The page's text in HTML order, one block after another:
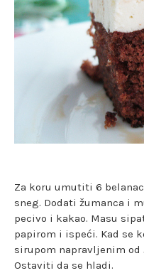
Za koru umutiti 6
sneg. Dodati žumanca i
pecivo i kakao. Masu
papirom i ispeći. Kad se
sirupom napravljenim od
Ostaviti da se hladi.